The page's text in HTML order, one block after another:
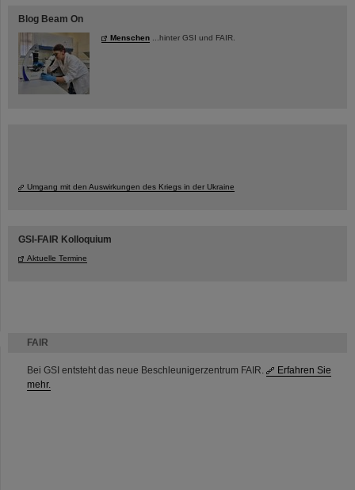
FAIR
Bei GSI entsteht das neue Beschleunigerzentrum FAIR.
Erfahren Sie
mehr.
Blog Beam On
Menschen ...hinter GSI und FAIR.
Umgang mit den Auswirkungen des Kriegs in der Ukraine
GSI-FAIR Kolloquium
Aktuelle Termine